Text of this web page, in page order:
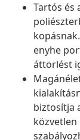
Tartós és
enyhe
áttörlést
biztosítja